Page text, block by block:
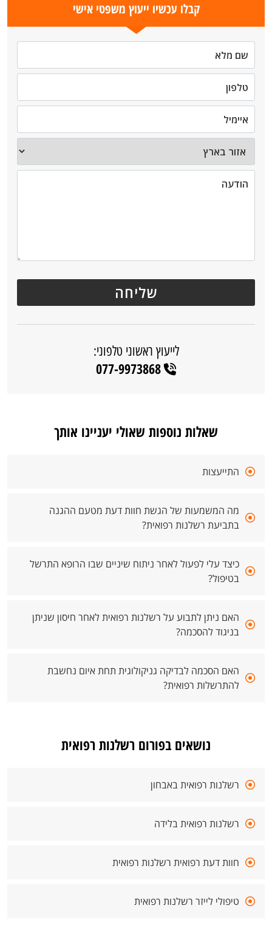
קבלו עכשיו ייעוץ משפטי אישי
לייעוץ ראשוני טלפוני:
077-9973868
שאלות נוספות שאולי יעניינו אותך
התייעצות
מה המשמעות של הגשת חוות דעת מטעם ההגנה
בתביעת רשלנות רפואית?
כיצד עלי לפעול לאחר ניתוח שיניים שבו הרופא התרשל
בטיפול?
האם ניתן לתבוע על רשלנות רפואית לאחר חיסון שניתן
בניגוד להסכמה?
האם הסכמה לבדיקה גניקולוגית תחת איום נחשבת
להתרשלות רפואית?
נושאים בפורום רשלנות רפואית
רשלנות רפואית באבחון
רשלנות רפואית בלידה
חוות דעת רפואית רשלנות רפואית
טיפולי לייזר רשלנות רפואית